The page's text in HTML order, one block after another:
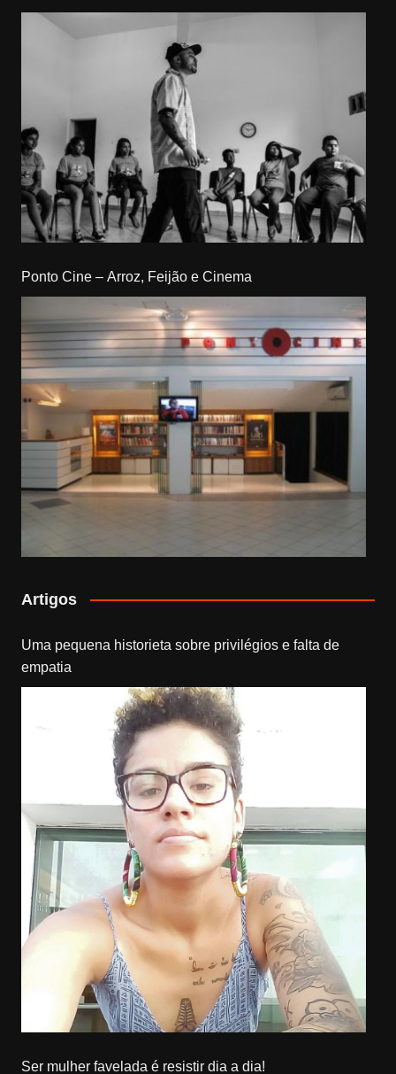
Ponto Cine – Arroz, Feijão e Cinema
Artigos
Uma pequena historieta sobre privilégios e falta de
empatia
Ser mulher favelada é resistir dia a dia!